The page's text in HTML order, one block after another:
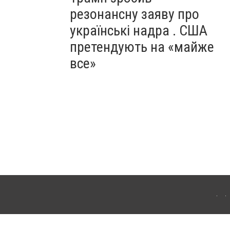
резонансну заяву про
українські надра . США
претендують на «майже
все»